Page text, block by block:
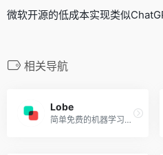
微软开源的低成本实现类似
相关导航
Lobe
简单免费的机器学习模型训练工具